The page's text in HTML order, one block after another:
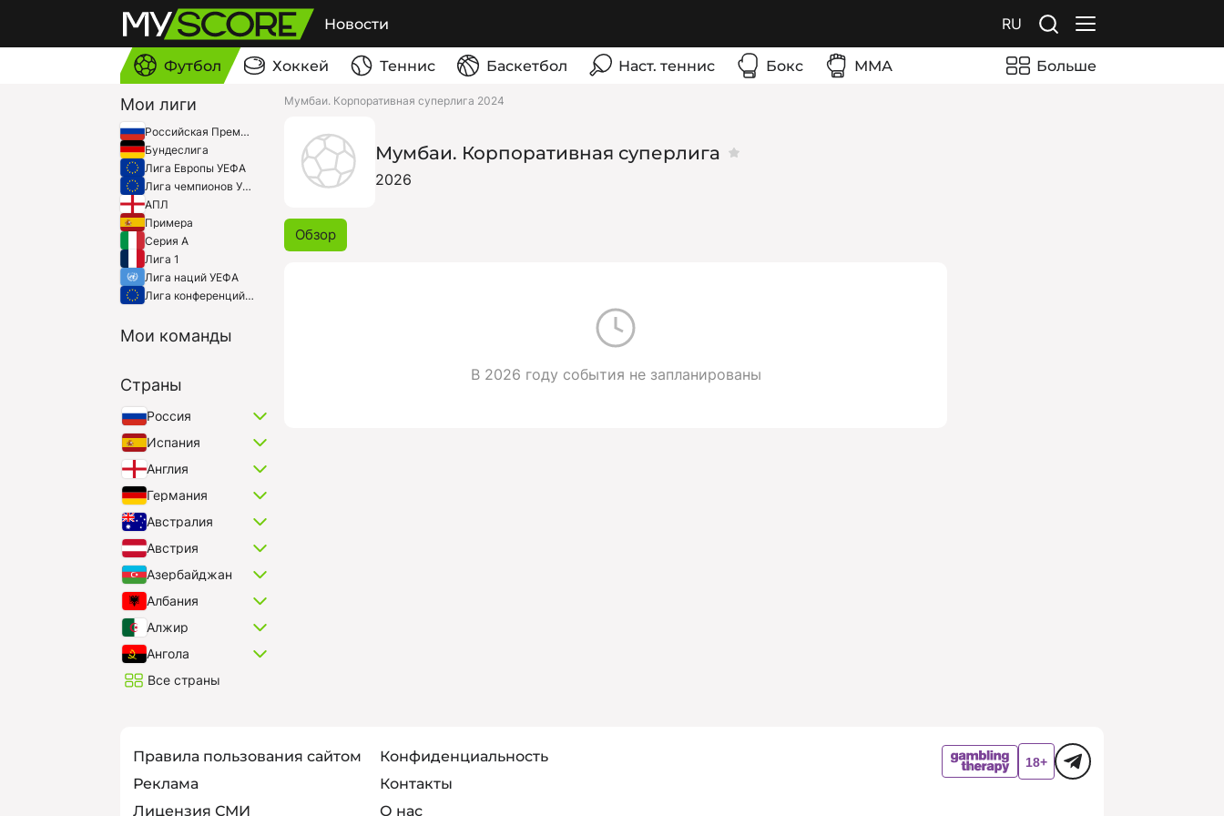
Новости RU
Футбол Хоккей Теннис Баскетбол Наст. теннис Бокс ММА Больше
Мои лиги
Российская Премьер-Лига
Бундеслига
Лига Европы УЕФА
Лига чемпионов УЕФА
АПЛ
Примера
Серия A
Лига 1
Лига наций УЕФА
Лига конференций УЕФА
Мои команды
Страны
Россия
Испания
Англия
Германия
Австралия
Австрия
Азербайджан
Албания
Алжир
Ангола
Все страны
Мумбаи. Корпоративная суперлига 2024
Мумбаи. Корпоративная суперлига
2026
Обзор
В 2026 году события не запланированы
Правила пользования сайтом
Конфиденциальность
Реклама
Контакты
Лицензия СМИ
О нас